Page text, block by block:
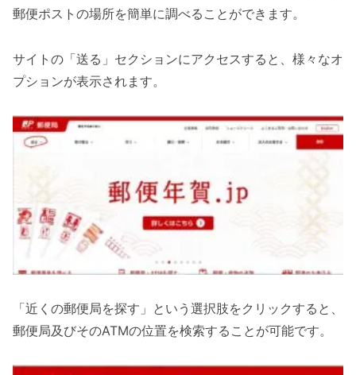
郵便ポストの場所を簡単に調べることができます。
サイトの「送る」セクションにアクセスすると、様々なオ
プションが表示されます。
「近くの郵便局を探す」という選択肢をクリックすると、
郵便局及びそのATMの位置を検索することが可能です。